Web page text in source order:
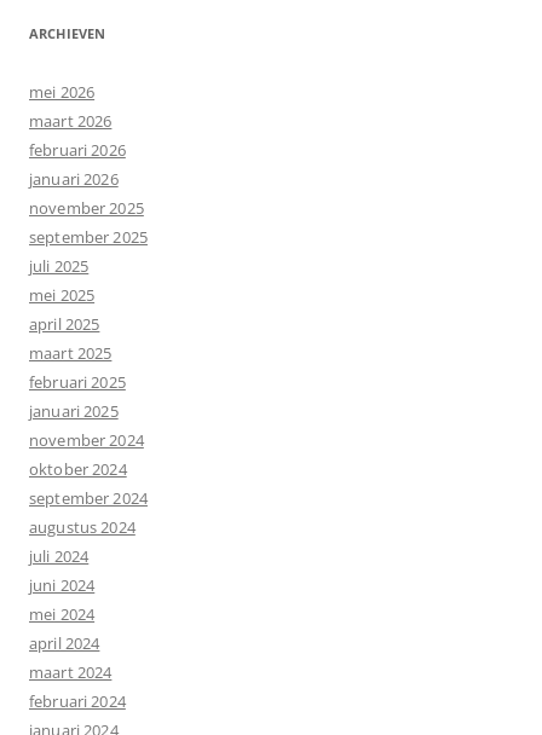
ARCHIEVEN
mei 2026
maart 2026
februari 2026
januari 2026
november 2025
september 2025
juli 2025
mei 2025
april 2025
maart 2025
februari 2025
januari 2025
november 2024
oktober 2024
september 2024
augustus 2024
juli 2024
juni 2024
mei 2024
april 2024
maart 2024
februari 2024
januari 2024